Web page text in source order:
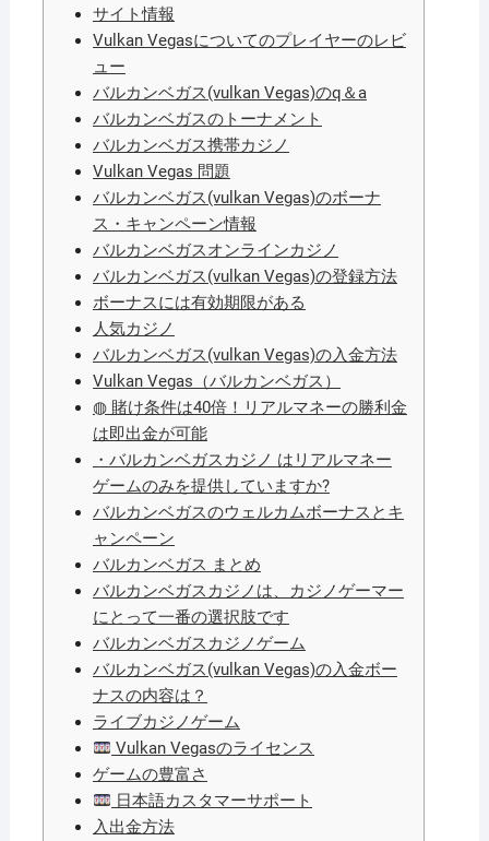
サイト情報
Vulkan Vegasについてのプレイヤーのレビ
ュー
バルカンベガス(vulkan Vegas)のq＆a
バルカンベガスのトーナメント
バルカンベガス携帯カジノ
Vulkan Vegas 問題
バルカンベガス(vulkan Vegas)のボーナ
ス・キャンペーン情報
バルカンベガスオンラインカジノ
バルカンベガス(vulkan Vegas)の登録方法
ボーナスには有効期限がある
人気カジノ
バルカンベガス(vulkan Vegas)の入金方法
Vulkan Vegas（バルカンベガス）
◍ 賭け条件は40倍！リアルマネーの勝利金
は即出金が可能
・バルカンベガスカジノ はリアルマネー
ゲームのみを提供していますか?
バルカンベガスのウェルカムボーナスとキ
ャンペーン
バルカンベガス まとめ
バルカンベガスカジノは、カジノゲーマー
にとって一番の選択肢です
バルカンベガスカジノゲーム
バルカンベガス(vulkan Vegas)の入金ボー
ナスの内容は？
ライブカジノゲーム
Vulkan Vegasのライセンス
ゲームの豊富さ
日本語カスタマーサポート
入出金方法